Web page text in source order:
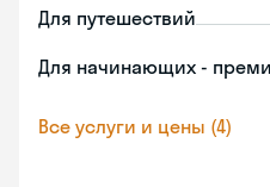
Для путешествий
Для начинающих -
Все услуги и цены (4)